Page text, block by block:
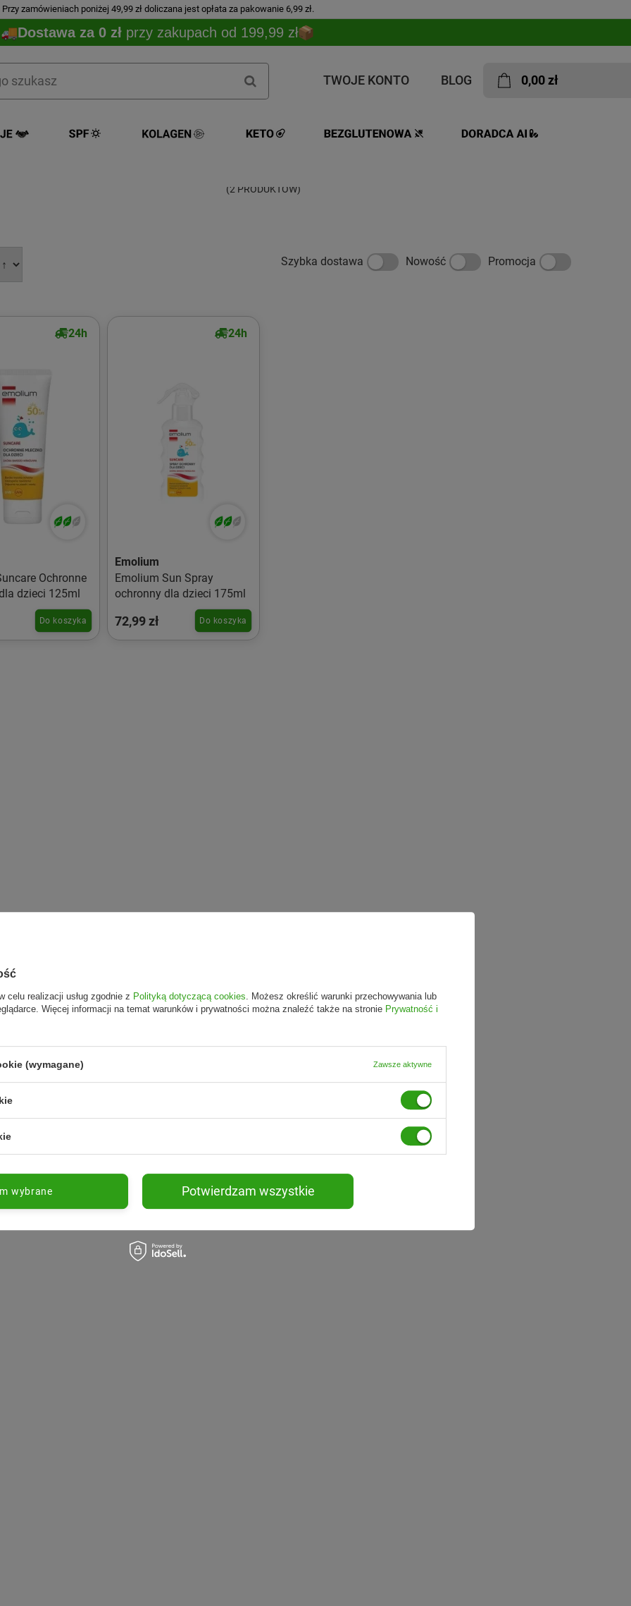
Przy zamówieniach poniżej 49,99 zł doliczana jest opłata za pakowanie 6,99 zł.
Dostawa za 0 zł przy zakupach od 199,99 zł
TWOJE KONTO BLOG 0,00 zł
(2 PRODUKTÓW)
Szybka dostawa Nowość Promocja
24h
Ochronne
dzieci 125ml
Do koszyka
24h
Emolium
Emolium Sun Spray
ochronny dla dzieci 175ml
72,99 zł Do koszyka
celu realizacji usług zgodnie z Polityką dotyczącą cookies . Możesz określić warunki przechowywania lub
Więcej informacji na temat warunków i prywatności można znaleźć także na stronie Prywatność i
(wymagane) Zawsze aktywne
wybrane Potwierdzam wszystkie